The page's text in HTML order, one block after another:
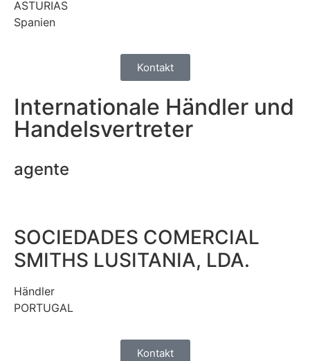
ASTURIAS
Spanien
Kontakt
Internationale Händler und
Handelsvertreter
agente
SOCIEDADES COMERCIAL
SMITHS LUSITANIA, LDA.
Händler
PORTUGAL
Kontakt